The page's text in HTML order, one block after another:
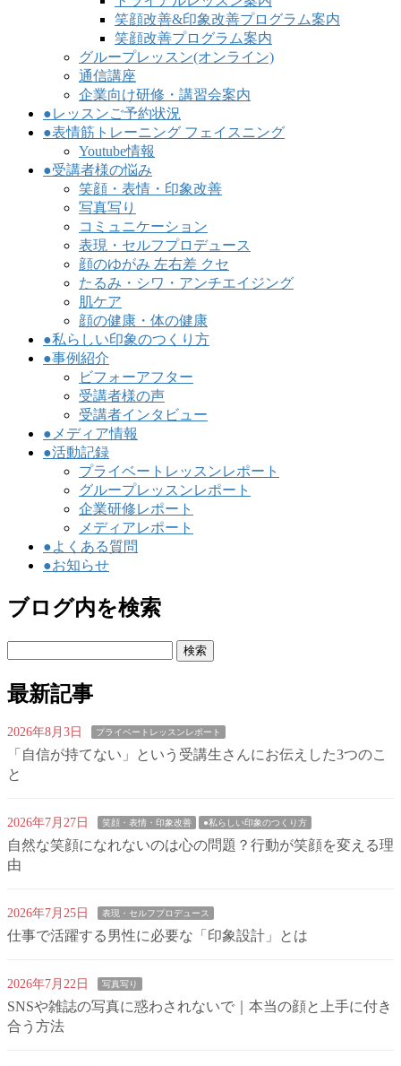
笑顔改善&印象改善プログラム案内
笑顔改善プログラム案内
グループレッスン(オンライン)
通信講座
企業向け研修・講習会案内
●レッスンご予約状況
●表情筋トレーニング フェイスニング
Youtube情報
●受講者様の悩み
笑顔・表情・印象改善
写真写り
コミュニケーション
表現・セルフプロデュース
顔のゆがみ 左右差 クセ
たるみ・シワ・アンチエイジング
肌ケア
顔の健康・体の健康
●私らしい印象のつくり方
●事例紹介
ビフォーアフター
受講者様の声
受講者インタビュー
●メディア情報
●活動記録
プライベートレッスンレポート
グループレッスンレポート
企業研修レポート
メディアレポート
●よくある質問
●お知らせ
ブログ内を検索
最新記事
2026年8月3日 プライベートレッスンレポート
「自信が持てない」という受講生さんにお伝えした3つのこ
と
2026年7月27日 笑顔・表情・印象改善 ●私らしい印象のつくり方
自然な笑顔になれないのは心の問題？行動が笑顔を変える理
由
2026年7月25日 表現・セルフプロデュース
仕事で活躍する男性に必要な「印象設計」とは
2026年7月22日 写真写り
SNSや雑誌の写真に惑わされないで｜本当の顔と上手に付き
合う方法